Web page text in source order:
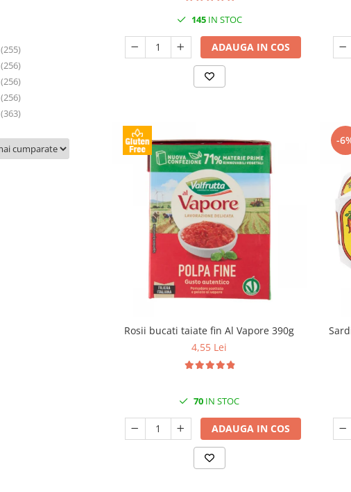
(255)
(256)
(256)
(256)
(363)
145IN STOC
ADAUGA IN COS
Rosii bucati taiate fin Al Vapore 390g
4,55 Lei
70 IN STOC
ADAUGA IN COS
-